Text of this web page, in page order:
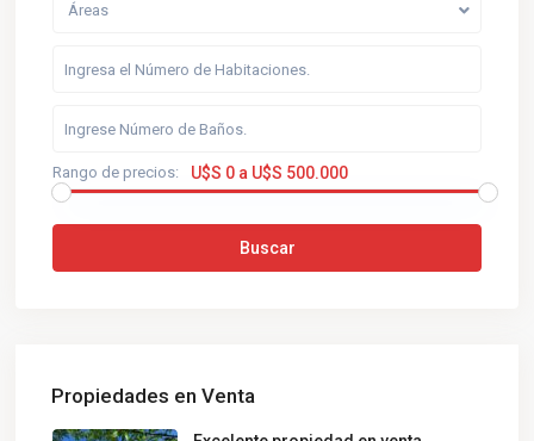
Áreas
Rango de precios: U$S 0 a U$S 500.000
Buscar
Propiedades en Venta